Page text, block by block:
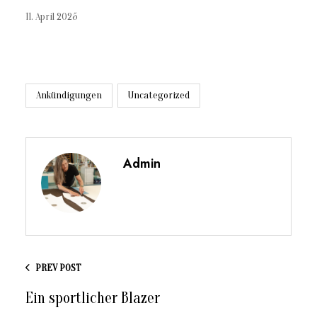
11. April 2025
Ankündigungen Uncategorized
Admin
PREV POST
Ein sportlicher Blazer